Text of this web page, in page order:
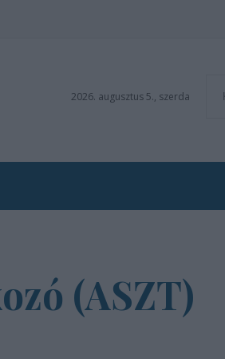
2026. augusztus 5., szerda
(ASZT)